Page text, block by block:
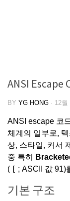
ANSI Escape
BY YG HONG · 12월
ANSI escape 코
체계의 일부로,
상, 스타일, 커서
중 특히
( [ ; ASCII 값 91)
기본 구조